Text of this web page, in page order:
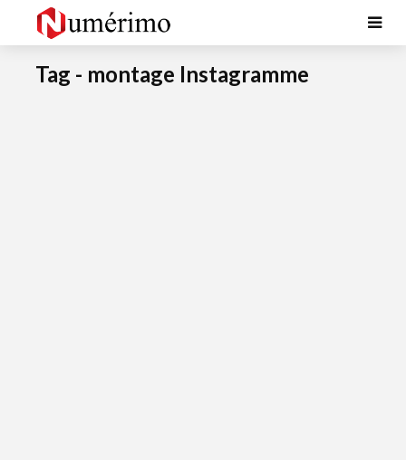
Tag - montage Instagramme